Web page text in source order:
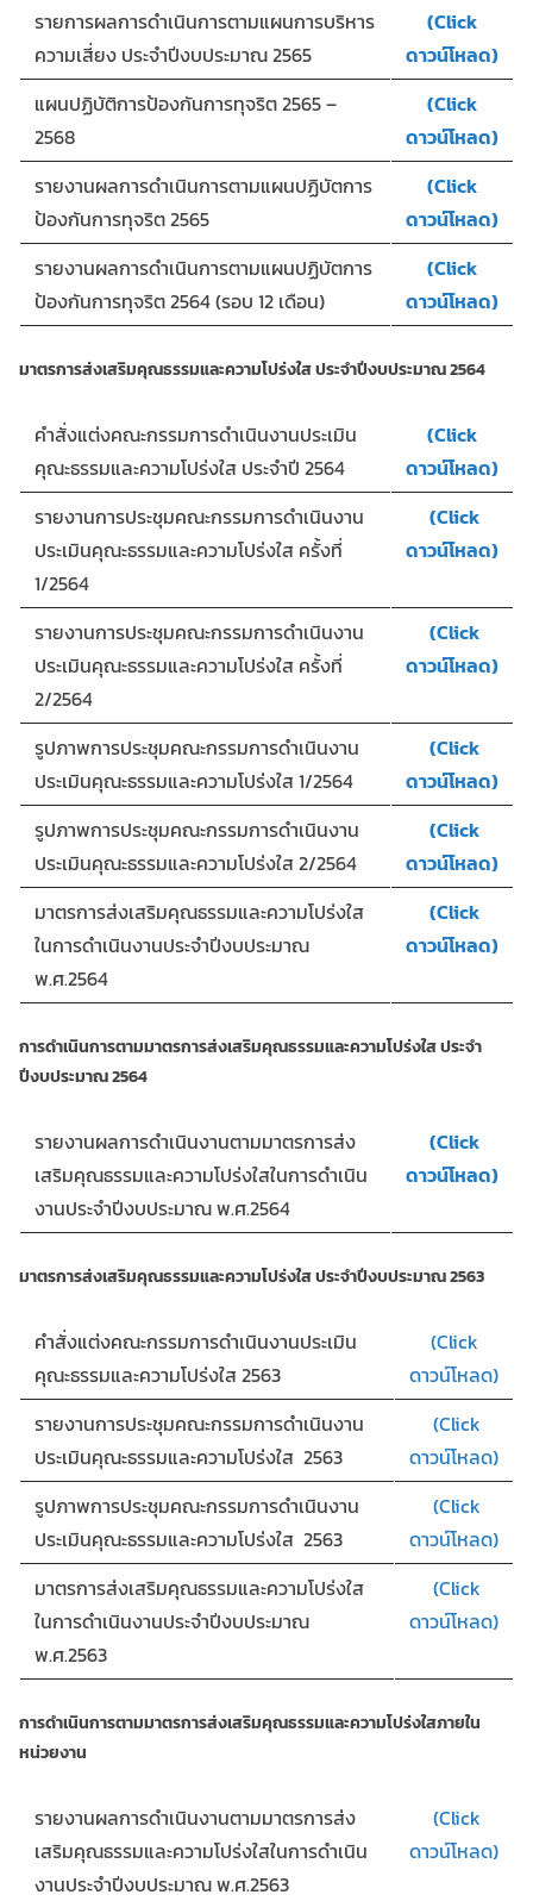
รายการผลการดำเนินการตามแผนการบริหาร
ความเสี่ยง ประจำปีงบประมาณ 2565
(Click
ดาวน์โหลด)
แผนปฏิบัติการป้องกันการทุจริต 2565 –
2568
(Click
ดาวน์โหลด)
รายงานผลการดำเนินการตามแผนปฏิบัตการ
ป้องกันการทุจริต 2565
(Click
ดาวน์โหลด)
รายงานผลการดำเนินการตามแผนปฏิบัตการ
ป้องกันการทุจริต 2564 (รอบ 12 เดือน)
(Click
ดาวน์โหลด)
มาตรการส่งเสริมคุณธรรมและความโปร่งใส ประจำปีงบประมาณ 2564
คำสั่งแต่งคณะกรรมการดำเนินงานประเมิน
คุณะธรรมและความโปร่งใส ประจำปี 2564
(Click
ดาวน์โหลด)
รายงานการประชุมคณะกรรมการดำเนินงาน
ประเมินคุณะธรรมและความโปร่งใส ครั้งที่
1/2564
(Click
ดาวน์โหลด)
รายงานการประชุมคณะกรรมการดำเนินงาน
ประเมินคุณะธรรมและความโปร่งใส ครั้งที่
2/2564
(Click
ดาวน์โหลด)
รูปภาพการประชุมคณะกรรมการดำเนินงาน
ประเมินคุณะธรรมและความโปร่งใส 1/2564
(Click
ดาวน์โหลด)
รูปภาพการประชุมคณะกรรมการดำเนินงาน
ประเมินคุณะธรรมและความโปร่งใส 2/2564
(Click
ดาวน์โหลด)
มาตรการส่งเสริมคุณธรรมและความโปร่งใส
ในการดำเนินงานประจำปีงบประมาณ
พ.ศ.2564
(Click
ดาวน์โหลด)
การดำเนินการตามมาตรการส่งเสริมคุณธรรมและความโปร่งใส ประจำ
ปีงบประมาณ 2564
รายงานผลการดำเนินงานตามมาตรการส่ง
เสริมคุณธรรมและความโปร่งใสในการดำเนิน
งานประจำปีงบประมาณ พ.ศ.2564
(Click
ดาวน์โหลด)
มาตรการส่งเสริมคุณธรรมและความโปร่งใส ประจำปีงบประมาณ 2563
คำสั่งแต่งคณะกรรมการดำเนินงานประเมิน
คุณะธรรมและความโปร่งใส 2563
(Click
ดาวน์โหลด)
รายงานการประชุมคณะกรรมการดำเนินงาน
ประเมินคุณะธรรมและความโปร่งใส 2563
(Click
ดาวน์โหลด)
รูปภาพการประชุมคณะกรรมการดำเนินงาน
ประเมินคุณะธรรมและความโปร่งใส 2563
(Click
ดาวน์โหลด)
มาตรการส่งเสริมคุณธรรมและความโปร่งใส
ในการดำเนินงานประจำปีงบประมาณ
พ.ศ.2563
(Click
ดาวน์โหลด)
การดำเนินการตามมาตรการส่งเสริมคุณธรรมและความโปร่งใสภายใน
หน่วยงาน
รายงานผลการดำเนินงานตามมาตรการส่ง
เสริมคุณธรรมและความโปร่งใสในการดำเนิน
งานประจำปีงบประมาณ พ.ศ.2563
(Click
ดาวน์โหลด)